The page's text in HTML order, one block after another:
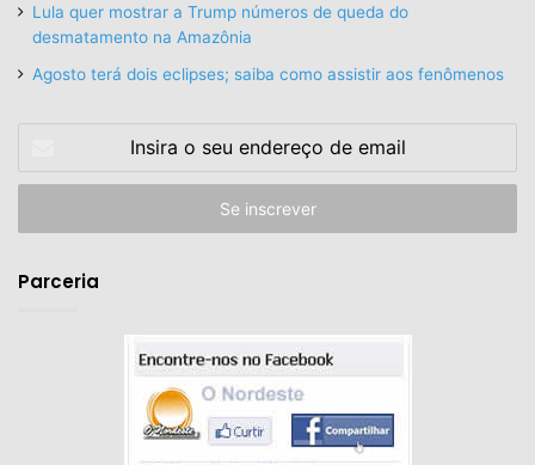
Lula quer mostrar a Trump números de queda do
desmatamento na Amazônia
Agosto terá dois eclipses; saiba como assistir aos fenômenos
seu
de
Parceria